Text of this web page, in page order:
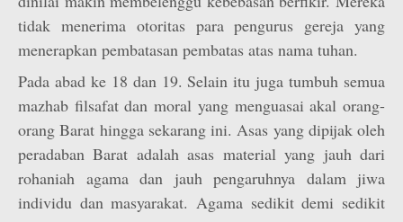
tidak menerima otoritas para pengurus gereja yang
menerapkan pembatasan pembatas atas nama tuhan.
Pada abad ke 18 dan 19. Selain itu juga tumbuh semua
mazhab filsafat dan moral yang menguasai akal orang-
orang Barat hingga sekarang ini. Asas yang dipijak oleh
peradaban Barat adalah asas material yang jauh dari
rohaniah agama dan jauh pengaruhnya dalam jiwa
individu dan masyarakat. Agama sedikit demi sedikit